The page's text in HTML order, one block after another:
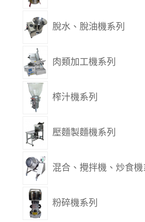
脫水、脫油機系列
肉類加工機系列
榨汁機系列
壓麵製麵機系列
混合、攪拌機、炒食
粉碎機系列